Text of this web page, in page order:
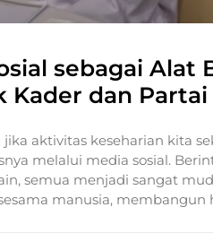
sebagai Alat
Kader dan Partai
aktivitas keseharian kita
melalui media sosial.
semua menjadi sangat
manusia, membangun